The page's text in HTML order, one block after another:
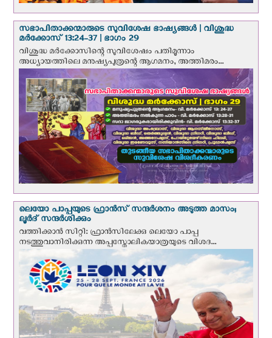
സഭാപിതാക്കന്മാരുടെ സുവിശേഷ ഭാഷ്യങ്ങള്‍ | വിശുദ്ധ
മര്‍ക്കോസ് 13:24-37 | ഭാഗം 29
വിശുദ്ധ മര്‍ക്കോസിന്റെ സുവിശേഷം പതിമൂന്നാം
അധ്യായത്തിലെ മനുഷ്യപുത്രന്റെ ആഗമനം, അത്തിമരം...
ലെയോ പാപ്പയുടെ ഫ്രാന്‍സ് സന്ദര്‍ശനം അടുത്ത മാസം;
ലൂര്‍ദ് സന്ദര്‍ശിക്കും
വത്തിക്കാന്‍ സിറ്റി: ഫ്രാൻസിലേക്കു ലെയോ പാപ്പ
നടത്തുവാനിരിക്കുന്ന അപ്പസ്തോലികയാത്രയുടെ വിശദ...